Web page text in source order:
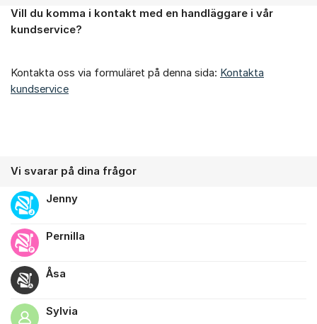
Om forumet
Vill du komma i kontakt med en handläggare i vår
kundservice?
Kontakta oss via formuläret på denna sida: Kontakta
kundservice
Vi svarar på dina frågor
Jenny
Pernilla
Åsa
Sylvia